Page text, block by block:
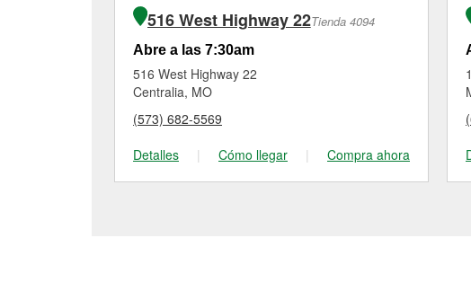
516 West Highway 22Tienda 4094
Abre a las 7:30am
516 West Highway 22
Centralia, MO
(573) 682-5569
Detalles
| Cómo llegar | Compra ahora